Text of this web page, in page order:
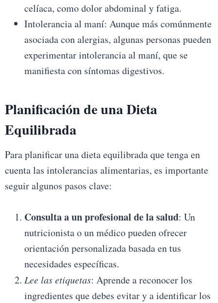
celíaca, como dolor abdominal y fatiga.
Intolerancia al maní: Aunque más comúnmente
asociada con alergias, algunas personas pueden
experimentar intolerancia al maní, que se
manifiesta con síntomas digestivos.
Planificación de una Dieta
Equilibrada
Para planificar una dieta equilibrada que tenga en
cuenta las intolerancias alimentarias, es importante
seguir algunos pasos clave:
Consulta a un profesional de la salud: Un
nutricionista o un médico pueden ofrecer
orientación personalizada basada en tus
necesidades específicas.
Lee las etiquetas: Aprende a reconocer los
ingredientes que debes evitar y a identificar los